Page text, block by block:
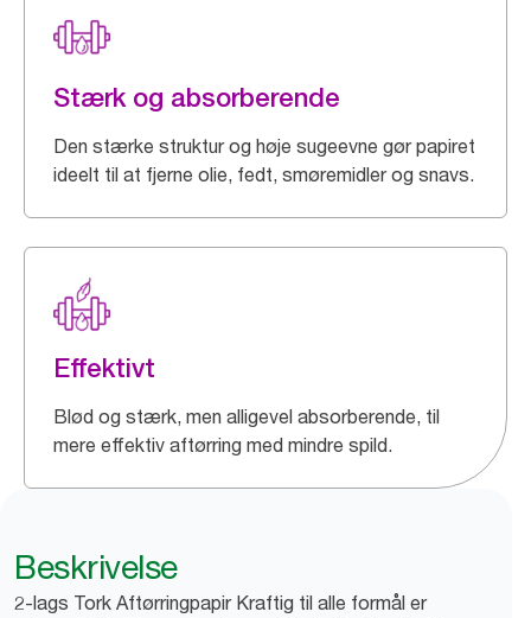
Stærk og absorberende
Den stærke struktur og høje sugeevne gør papiret
ideelt til at fjerne olie, fedt, smøremidler og snavs.
Effektivt
Blød og stærk, men alligevel absorberende, til
mere effektiv aftørring med mindre spild.
Beskrivelse
2-lags Tork Aftørringpapir Kraftig til alle formål er